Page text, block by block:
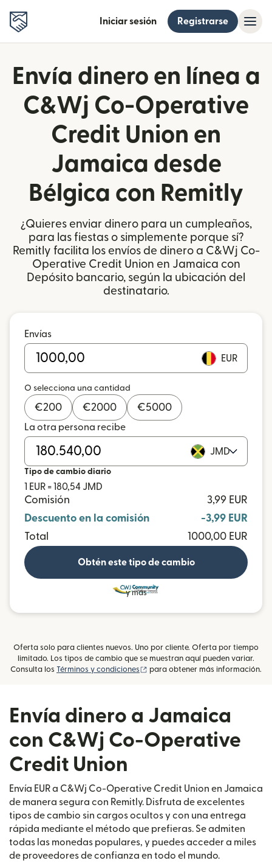
Iniciar sesión Registrarse
Envía dinero en línea a
C&Wj Co-Operative
Credit Union en
Jamaica desde
Bélgica con Remitly
¿Quieres enviar dinero para un cumpleaños,
para las fiestas o simplemente porque sí?
Remitly facilita los envíos de dinero a C&Wj Co-
Operative Credit Union en Jamaica con
Depósito bancario, según la ubicación del
destinatario.
Envías
EUR
O selecciona una cantidad
€200 €2000 €5000
La otra persona recibe
JMD
Tipo de cambio diario
1 EUR = 180,54 JMD
Comisión
3,99 EUR
Descuento en la comisión
-3,99 EUR
Total
1000,00 EUR
Obtén este tipo de cambio
y más
Oferta solo para clientes nuevos. Uno por cliente. Oferta por tiempo
limitado. Los tipos de cambio que se muestran aquí pueden variar.
Consulta los Términos y condiciones (se abre en una ventana nueva)
para obtener más información.
Envía dinero a Jamaica
con C&Wj Co-Operative
Credit Union
Envía EUR a C&Wj Co-Operative Credit Union en Jamaica
de manera segura con Remitly. Disfruta de excelentes
tipos de cambio sin cargos ocultos y con una entrega
rápida mediante el método que prefieras. Se admiten
todas las monedas populares, y puedes acceder a miles
de proveedores de confianza en todo el mundo.